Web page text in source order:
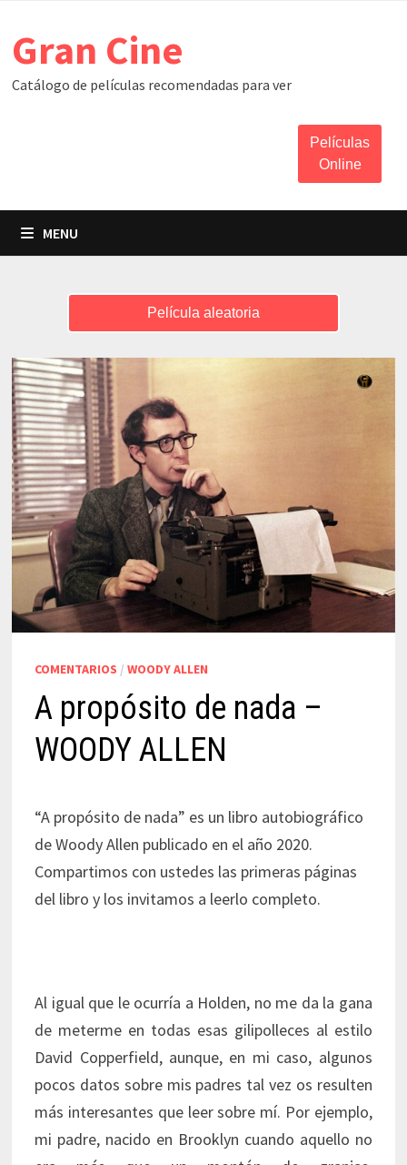
content
Gran Cine
Catálogo de películas recomendadas para ver
Películas
Online
MENU
Película aleatoria
COMENTARIOS /WOODY ALLEN
A propósito de nada –
WOODY ALLEN
“A propósito de nada” es un libro autobiográfico
de Woody Allen publicado en el año 2020.
Compartimos con ustedes las primeras páginas
del libro y los invitamos a leerlo completo.
Al igualque le ocurría a Holden, no me da la gana
de meterme en todas esas gilipolleces al estilo
David Copperfield, aunque, en mi caso, algunos
pocos datos sobre mis padres tal vez os resulten
más interesantes que leer sobre mí. Por ejemplo,
mi padre, nacido en Brooklyn cuando aquello no